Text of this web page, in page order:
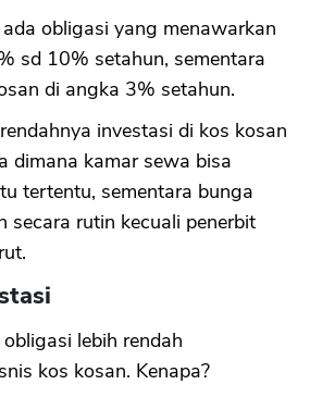
obligasi yang menawarkan
sd 10% setahun, sementara
di angka 3% setahun.
investasi di kos kosan
dimana kamar sewa bisa
tertentu, sementara bunga
secara rutin kecuali penerbit
lebih rendah
kos kosan. Kenapa?